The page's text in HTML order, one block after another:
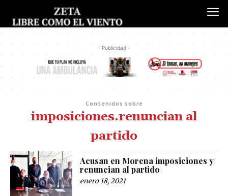
- Publicidad -
Contenidos sobre
imposiciones.renuncian al
partido
Acusan en Morena imposiciones y
renuncian al partido
enero 18, 2021